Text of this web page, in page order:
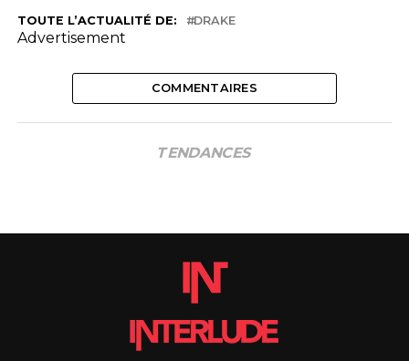
TOUTE L’ACTUALITÉ DE: DRAKE
Advertisement
COMMENTAIRES
TENDANCES